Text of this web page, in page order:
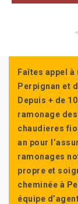
Faîtes appel
Perpignan et
Depuis + de
ramonage
chaudieres
an pour
ramonages
propre et
cheminée à
équipe